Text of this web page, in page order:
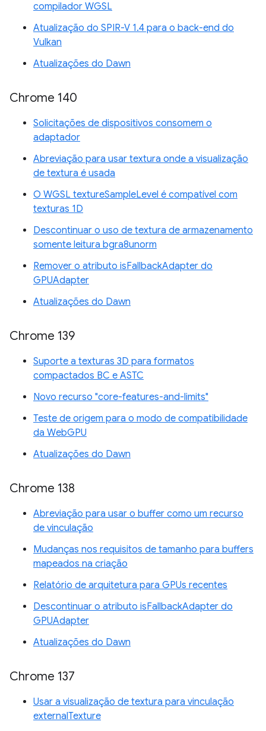
compilador WGSL
Atualização do SPIR-V 1.4 para o back-end do
Vulkan
Atualizações do Dawn
Chrome 140
Solicitações de dispositivos consomem o
adaptador
Abreviação para usar textura onde a visualização
de textura é usada
O WGSL textureSampleLevel é compatível com
texturas 1D
Descontinuar o uso de textura de armazenamento
somente leitura bgra8unorm
Remover o atributo isFallbackAdapter do
GPUAdapter
Atualizações do Dawn
Chrome 139
Suporte a texturas 3D para formatos
compactados BC e ASTC
Novo recurso "core-features-and-limits"
Teste de origem para o modo de compatibilidade
da WebGPU
Atualizações do Dawn
Chrome 138
Abreviação para usar o buffer como um recurso
de vinculação
Mudanças nos requisitos de tamanho para buffers
mapeados na criação
Relatório de arquitetura para GPUs recentes
Descontinuar o atributo isFallbackAdapter do
GPUAdapter
Atualizações do Dawn
Chrome 137
Usar a visualização de textura para vinculação
externalTexture